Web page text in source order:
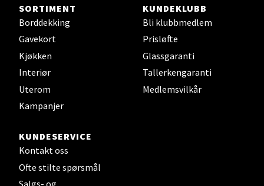
SORTIMENT
Borddekking
Gavekort
Kjøkken
Interiør
Uterom
Kampanjer
KUNDEKLUBB
Bli klubbmedlem
Prisløfte
Glassgaranti
Tallerkengaranti
Medlemsvilkår
KUNDESERVICE
Kontakt oss
Ofte stilte spørsmål
Bergen - Thon Senter Sartor
Sartorvegen 12, 5353 Straume